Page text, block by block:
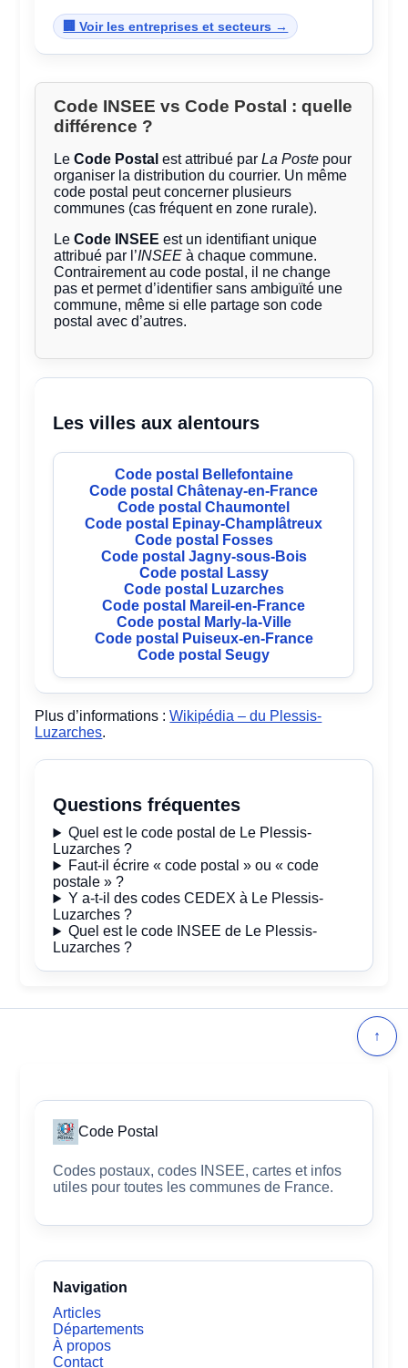
🏢 Voir les entreprises et secteurs →
Code INSEE vs Code Postal : quelle
différence ?
LeCode Postal est attribué parLa Poste pour
organiser la distribution du courrier. Un même
code postal peut concerner plusieurs
communes (cas fréquent en zone rurale).
LeCode INSEE est un identifiant unique
attribué par l’INSEE à chaque commune.
Contrairement au code postal, il ne change
pas et permet d’identifier sans ambiguïté une
commune, même si elle partage son code
postal avec d’autres.
Les villes aux alentours
Code postal Bellefontaine
Code postal Châtenay-en-France
Code postal Chaumontel
Code postal Epinay-Champlâtreux
Code postal Fosses
Code postal Jagny-sous-Bois
Code postal Lassy
Code postal Luzarches
Code postal Mareil-en-France
Code postal Marly-la-Ville
Code postal Puiseux-en-France
Code postal Seugy
Plus d’informations :Wikipédia – du Plessis-
Luzarches.
Questions fréquentes
Quel est le code postal de Le Plessis-
Luzarches ?
Faut-il écrire « code postal » ou « code
postale » ?
Y a-t-il des codes CEDEX à Le Plessis-
Luzarches ?
Quel est le code INSEE de Le Plessis-
Luzarches ?
↑
Code Postal
Codes postaux, codes INSEE, cartes et infos
utiles pour toutes les communes de France.
Navigation
Articles
Départements
À propos
Contact